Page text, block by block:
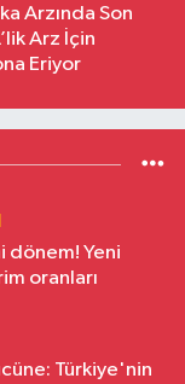
Arzında Son
Arz İçin
Eriyor
dönem! Yeni
oranları
Türkiye'nin